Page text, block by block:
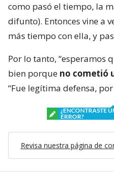
como pasó el tiempo, la
difunto). Entonces vine a
más tiempo con ella, y
Por lo tanto, “esperamos
bien porque no cometió
“Fue legítima defensa,
¿ENCONTRASTE
ERROR?
Revisa nuestra página de